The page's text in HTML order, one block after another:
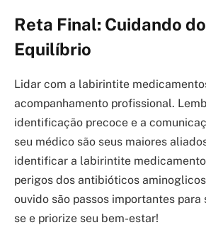
Reta Final: Cuidando
Equilíbrio
Lidar com a labirintite
acompanhamento profissional.
identificação precoce e a
seu médico são seus maiores
identificar a labirintite
perigos dos antibióticos
ouvido são passos importantes para
se e priorize seu bem-estar!